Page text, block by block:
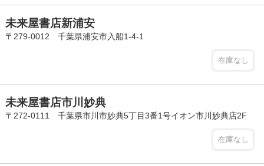
未来屋書店新浦安
〒279-0012 千葉県浦安市入船1-4-1
在庫なし
未来屋書店市川妙典
〒272-0111 千葉県市川市妙典5丁目3番1号イオン市川妙典店2F
在庫なし